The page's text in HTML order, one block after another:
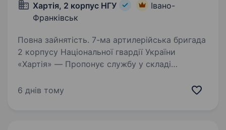
Хартія, 2 корпус НГУ
Івано-
Франківськ
Повна зайнятість. 7-ма артилерійська бригада
2 корпусу Національної гвардії України
«Хартія» — Пропонує службу у складі
підрозділу з якісним навчанням, підготовкою,
6 днів тому